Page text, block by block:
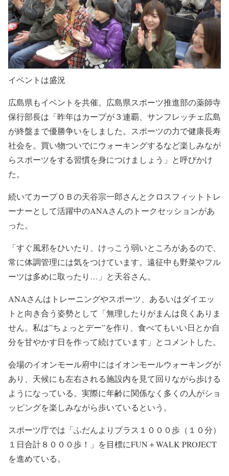
イベントは盛況
広島県もイベントを共催。広島県スポーツ推進部の薬師寺
保行部長は「昨年はカープが３連覇、サンフレッチェ広島
が終盤まで優勝争いをしました。スポーツの力で健康長寿
社会を。買い物ついでにウォーキングするなど楽しみなが
らスポーツをする習慣を身につけましょう」と呼びかけ
た。
続いてカープＯＢの天谷宗一郎さんとクロスフィットトレ
ーナーとして活躍中のANAさんのトークセッションがあ
った。
「すぐ風邪をひいたり、けっこう弱いところがあるので、
常に体調管理には気をつけています。遠征中も野菜やフル
ーツは多めに取ったり…」と天谷さん。
ANAさんはトレーニングやスポーツ、あるいはダイエッ
トと向き合う姿勢として「無理したりがまんは良くありま
せん。私は”ちょっとデー”を作り、食べてもいい日とか自
分を甘やかす日を作って続けています」とコメントした。
会場のイオンモール府中にはイオンモールウォーキングが
あり、天候にも左右される施設内を見て回りながら歩ける
ようになっている。実際に年齢に関係なく多くの人がショ
ッピングを楽しみながら歩いているという。
スポーツ庁では「ふだんよりプラス１０００歩（１０分）
１日合計８０００歩！」を目標にFUN＋WALK PROJECT
を進めている。